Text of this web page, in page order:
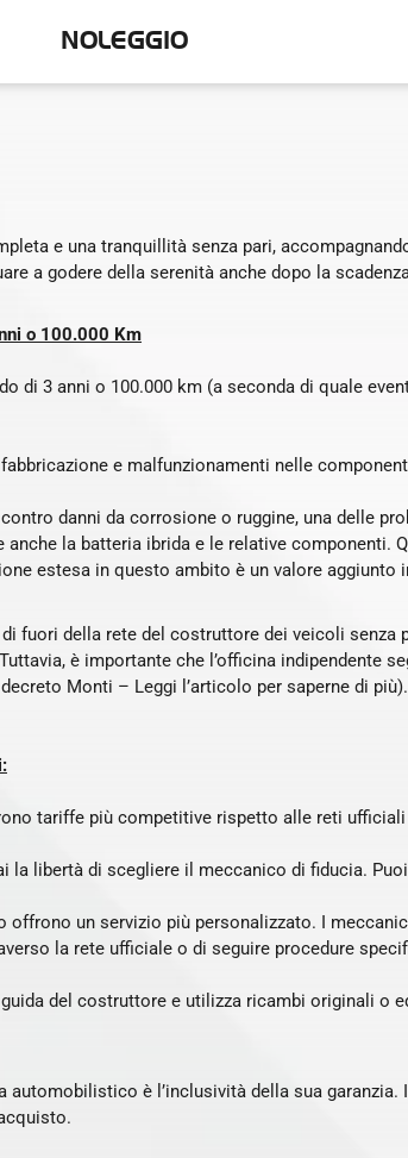
NOLEGGIO
e una tranquillità senza pari,
a godere della serenità anche dopo la
o 100.000 Km
di 3 anni o 100.000 km (a seconda di quale
e malfunzionamenti nelle
danni da corrosione o ruggine, una delle
anche la batteria ibrida e le relative
estesa in questo ambito è un valore aggiunto
fuori della rete del costruttore dei veicoli
è importante che l’officina
Monti – Leggi l’articolo per saperne di più).
tariffe più competitive rispetto alle reti
la libertà di scegliere il meccanico di fiducia.
offrono un servizio più personalizzato. I
la rete ufficiale o di seguire procedure
del costruttore e utilizza ricambi originali
è l’inclusività della sua